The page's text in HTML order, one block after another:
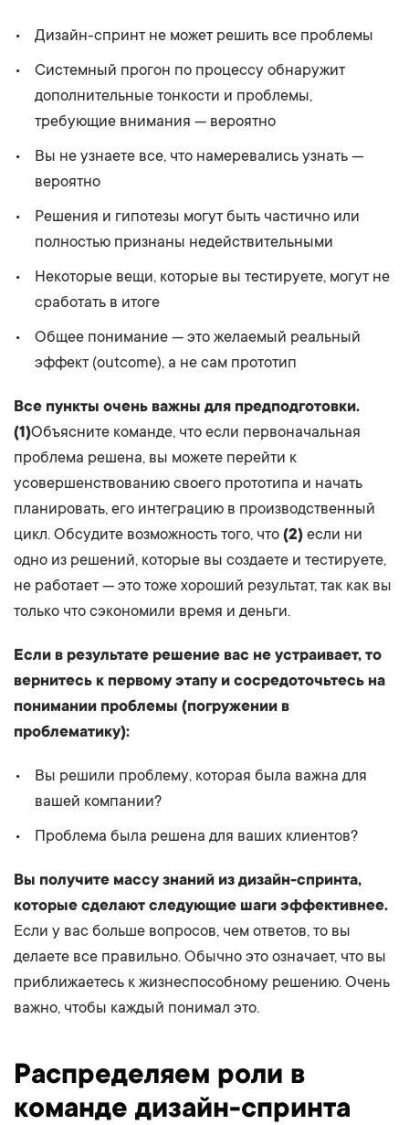
Дизайн-спринт не может решить все проблемы
Системный прогон по процессу обнаружит
дополнительные тонкости и проблемы,
требующие внимания — вероятно
Вы не узнаете все, что намеревались узнать —
вероятно
Решения и гипотезы могут быть частично или
полностью признаны недействительными
Некоторые вещи, которые вы тестируете, могут не
сработать в итоге
Общее понимание — это желаемый реальный
эффект (outcome), а не сам прототип
Все пункты очень важны для предподготовки.
(1)Объясните команде, что если первоначальная
проблема решена, вы можете перейти к
усовершенствованию своего прототипа и начать
планировать, его интеграцию в производственный
цикл. Обсудите возможность того, что (2) если ни
одно из решений, которые вы создаете и тестируете,
не работает — это тоже хороший результат, так как вы
только что сэкономили время и деньги.
Если в результате решение вас не устраивает, то
вернитесь к первому этапу и сосредоточьтесь на
понимании проблемы (погружении в
проблематику):
Вы решили проблему, которая была важна для
вашей компании?
Проблема была решена для ваших клиентов?
Вы получите массу знаний из дизайн-спринта,
которые сделают следующие шаги эффективнее.
Если у вас больше вопросов, чем ответов, то вы
делаете все правильно. Обычно это означает, что вы
приближаетесь к жизнеспособному решению. Очень
важно, чтобы каждый понимал это.
Распределяем роли в
команде дизайн-спринта